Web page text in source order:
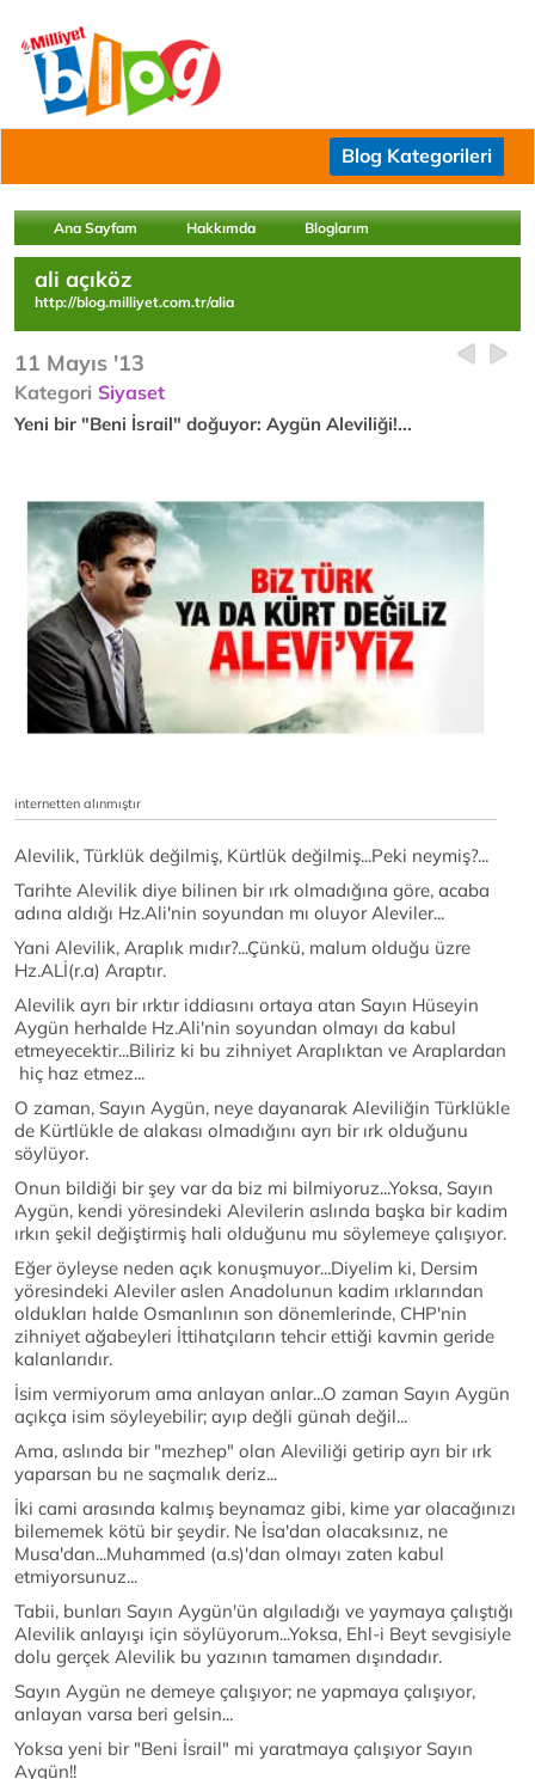
Blog Kategorileri
Ana Sayfam Hakkımda Bloglarım
ali açıköz
http://blog.milliyet.com.tr/alia
11 Mayıs '13
Kategori Siyaset
Yeni bir "Beni İsrail" doğuyor: Aygün Aleviliği!...
internetten alınmıştır
Alevilik, Türklük değilmiş, Kürtlük değilmiş...Peki neymiş?...
Tarihte Alevilik diye bilinen bir ırk olmadığına göre, acaba
adına aldığı Hz.Ali'nin soyundan mı oluyor Aleviler...
Yani Alevilik, Araplık mıdır?...Çünkü, malum olduğu üzre
Hz.ALİ(r.a) Araptır.
Alevilik ayrı bir ırktır iddiasını ortaya atan Sayın Hüseyin
Aygün herhalde Hz.Ali'nin soyundan olmayı da kabul
etmeyecektir...Biliriz ki bu zihniyet Araplıktan ve Araplardan
hiç haz etmez...
O zaman, Sayın Aygün, neye dayanarak Aleviliğin Türklükle
de Kürtlükle de alakası olmadığını ayrı bir ırk olduğunu
söylüyor.
Onun bildiği bir şey var da biz mi bilmiyoruz...Yoksa, Sayın
Aygün, kendi yöresindeki Alevilerin aslında başka bir kadim
ırkın şekil değiştirmiş hali olduğunu mu söylemeye çalışıyor.
Eğer öyleyse neden açık konuşmuyor...Diyelim ki, Dersim
yöresindeki Aleviler aslen Anadolunun kadim ırklarından
oldukları halde Osmanlının son dönemlerinde, CHP'nin
zihniyet ağabeyleri İttihatçıların tehcir ettiği kavmin geride
kalanlarıdır.
İsim vermiyorum ama anlayan anlar...O zaman Sayın Aygün
açıkça isim söyleyebilir; ayıp değli günah değil...
Ama, aslında bir "mezhep" olan Aleviliği getirip ayrı bir ırk
yaparsan bu ne saçmalık deriz...
İki cami arasında kalmış beynamaz gibi, kime yar olacağınızı
bilememek kötü bir şeydir. Ne İsa'dan olacaksınız, ne
Musa'dan...Muhammed (a.s)'dan olmayı zaten kabul
etmiyorsunuz...
Tabii, bunları Sayın Aygün'ün algıladığı ve yaymaya çalıştığı
Alevilik anlayışı için söylüyorum...Yoksa, Ehl-i Beyt sevgisiyle
dolu gerçek Alevilik bu yazının tamamen dışındadır.
Sayın Aygün ne demeye çalışıyor; ne yapmaya çalışıyor,
anlayan varsa beri gelsin...
Yoksa yeni bir "Beni İsrail" mi yaratmaya çalışıyor Sayın
Aygün!!